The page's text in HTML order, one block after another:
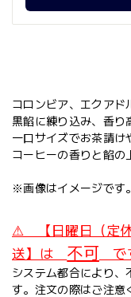
コロンビア、エクアド
黒餡に練り込み、香り
一口サイズでお茶請け
コーヒーの香りと餡の
※画像はイメージです。
⚠ 【日曜日（定休
送】は 不可 で
システム都合により、
す。注文の際はご注意